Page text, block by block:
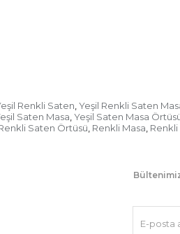
Renkli Saten, Yeşil Renkli Saten
Saten Masa, Yeşil Saten Masa
Saten Örtüsü, Renkli Masa, Renkli